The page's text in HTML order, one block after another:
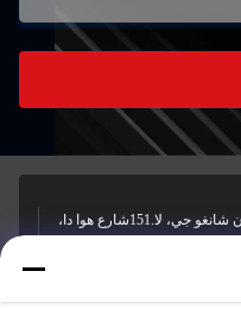
لا، لا، لا710، رقم 7، تيان شانغو جي، لا.151شارع هوا دا،